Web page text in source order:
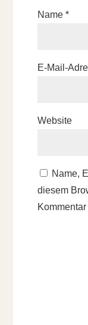
Name *
E-Mail-
Website
Name,
diesem